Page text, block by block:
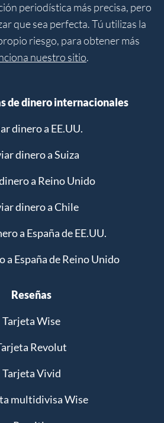
periodística más precisa, pero
que sea perfecta. Tú utilizas la
riesgo, para obtener más
nuestro sitio.
de dinero internacionales
dinero a EE.UU.
dinero a Suiza
a Reino Unido
dinero a Chile
a España de EE.UU.
a España de Reino Unido
Reseñas
Tarjeta Wise
Revolut
Tarjeta Vivid
multidivisa Wise